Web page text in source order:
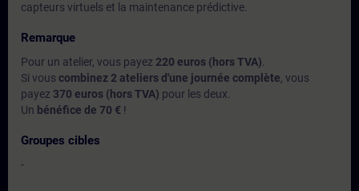
capteurs virtuels et la maintenance prédictive.
Remarque
Pour un atelier, vous payez 220 euros (hors TVA)
Si vous combinez 2 ateliers d'une journée complète, vous
payez 370 euros (hors TVA) pour les deux.
Un bénéfice de 70 € !
Groupes cibles
-